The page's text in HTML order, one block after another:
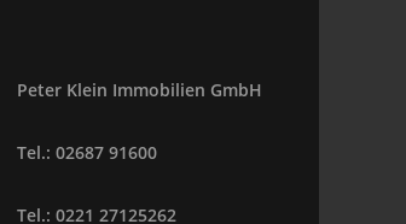
Peter Klein Immobilien GmbH
Tel.: 02687 91600
Tel.: 0221 27125262